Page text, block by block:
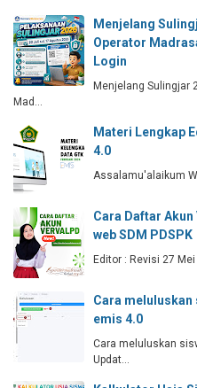
Menjelang
Operator
Login
Menjelang Sulingjar
Mad…
Materi Lengkap
4.0
Assalamu'alaikum
Cara Daftar
web SDM PDSPK
Editor : Revisi 27
Cara meluluskan
emis 4.0
Cara meluluskan
Updat…